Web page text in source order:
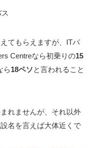
てもらえますが、ITパ
Centreなら初乗りの15
ら18ペソと言われること
れませんが、それ以外
名を言えば大体近くで